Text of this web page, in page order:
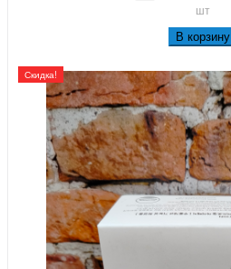
шт
В корзину
Скидка!